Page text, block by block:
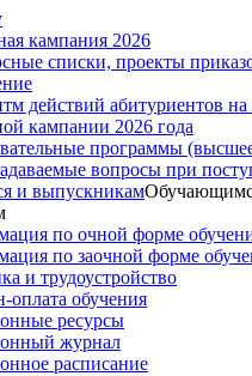
кампания 2026
списки, проекты
действий абитуриентов на
кампании 2026 года
программы
вопросы при
и выпускникам
по очной форме
по заочной форме
и трудоустройство
оплата обучения
ресурсы
журнал
расписание